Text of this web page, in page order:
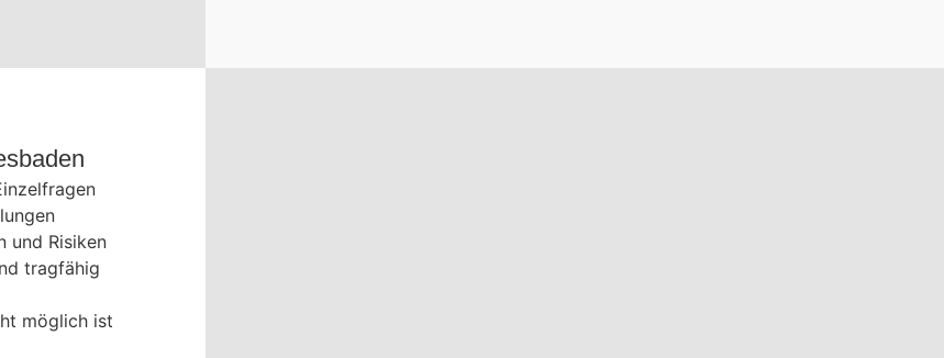
und Risiken
tragfähig
möglich ist